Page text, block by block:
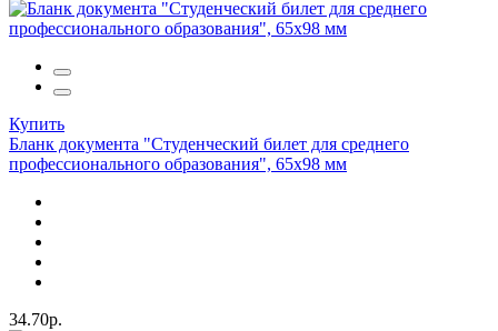
Купить
Бланк документа "Студенческий билет для среднего
профессионального образования", 65х98 мм
34.70р.